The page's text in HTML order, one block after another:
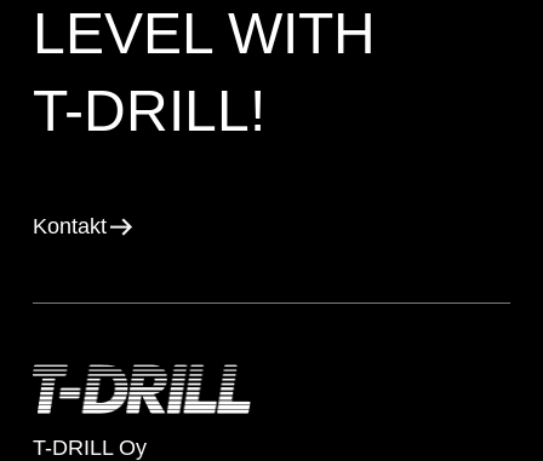
LEVEL WITH
T-DRILL!
Kontakt
T-DRILL Oy